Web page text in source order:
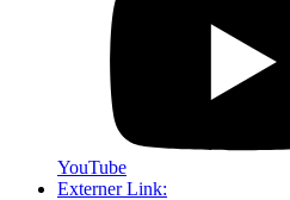
YouTube
Externer Link: